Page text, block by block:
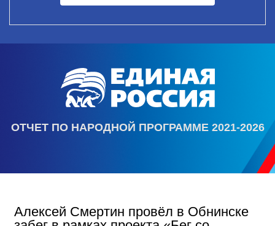
ОТЧЕТ ПО НАРОДНОЙ ПРОГРАММЕ 2021-2026
Алексей Смертин провёл в Обнинске